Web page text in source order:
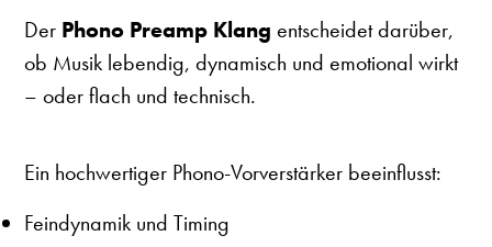
Der Phono Preamp Klang entscheidet darüber,
ob Musik lebendig, dynamisch und emotional wirkt
– oder flach und technisch.
Ein hochwertiger Phono-Vorverstärker beeinflusst:
Feindynamik und Timing